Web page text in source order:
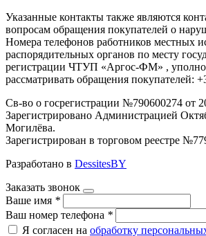
Указанные контакты также являются
вопросам обращения покупателей о
Номера телефонов работников местных
распорядительных органов по месту
регистрации ЧТУП «Аргос-ФМ» ,
рассматривать обращения покупателей:
Св-во о госрегистрации №790600274 от
Зарегистрировано Администрацией
Могилёва.
Зарегистрирован в торговом реестре
Разработано в DessitesBY
Заказать звонок
Ваше имя *
Ваш номер телефона *
Я согласен на обработку